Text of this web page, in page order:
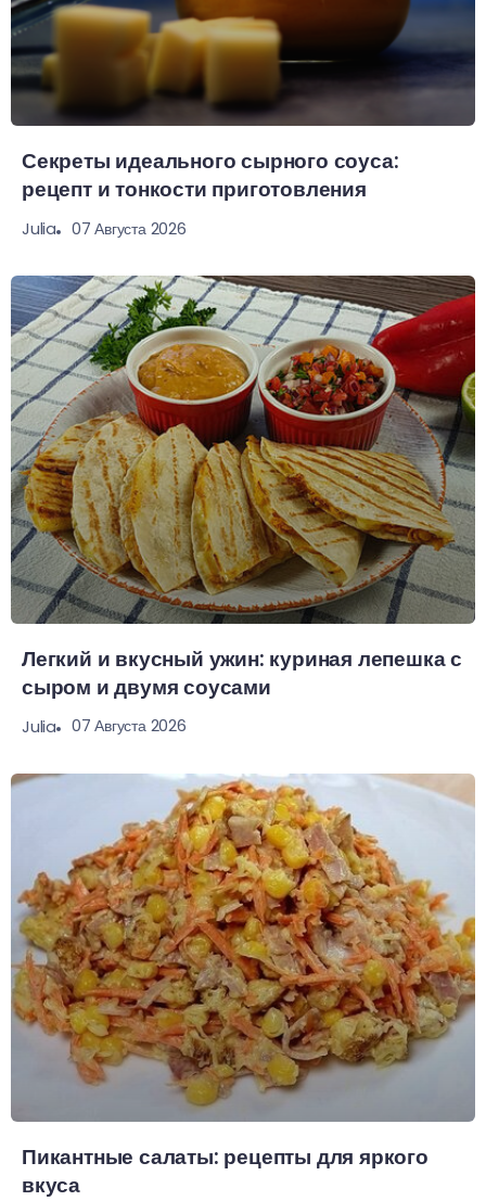
Секреты идеального сырного соуса:
рецепт и тонкости приготовления
Julia 07 Августа 2026
Легкий и вкусный ужин: куриная лепешка с
сыром и двумя соусами
Julia 07 Августа 2026
Пикантные салаты: рецепты для яркого
вкуса